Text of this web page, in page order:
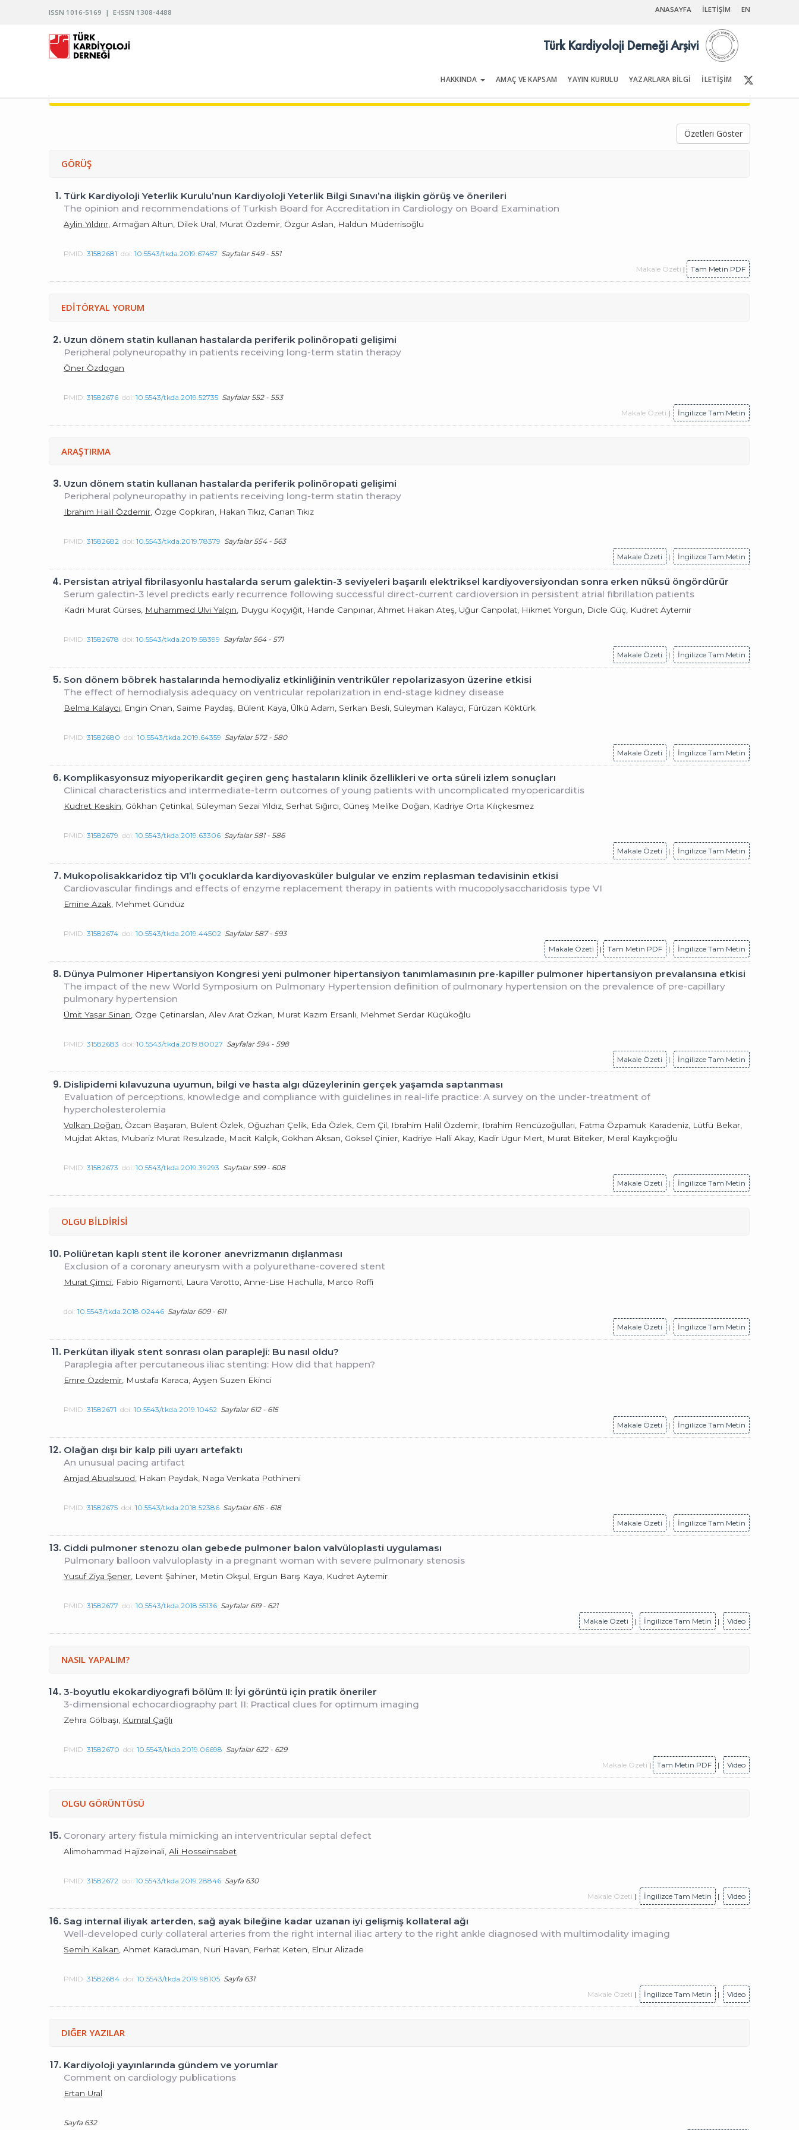
ISSN 1016-5169 | E-ISSN 1308-4488 ANASAYFA İLETİŞİM EN
HAKKINDA AMAÇ VE KAPSAM YAYIN KURULU YAZARLARA BİLGİ İLETİŞİM
Türk Kardiyoloji Derneği Arşivi
Özetleri Göster
GÖRÜŞ
1. Türk Kardiyoloji Yeterlik Kurulu’nun Kardiyoloji Yeterlik Bilgi Sınavı’na ilişkin görüş ve önerileri
The opinion and recommendations of Turkish Board for Accreditation in Cardiology on Board Examination
Aylin Yıldırır , Armağan Altun, Dilek Ural, Murat Özdemir, Özgür Aslan, Haldun Müderrisoğlu
PMID:31582681 doi:10.5543/tkda.2019.67457 Sayfalar 549 - 551
Makale Özeti | Tam Metin PDF
EDİTÖRYAL YORUM
2. Uzun dönem statin kullanan hastalarda periferik polinöropati gelişimi
Peripheral polyneuropathy in patients receiving long-term statin therapy
Öner Özdogan
PMID:31582676 doi:10.5543/tkda.2019.52735 Sayfalar 552 - 553
Makale Özeti | İngilizce Tam Metin
ARAŞTIRMA
3. Uzun dönem statin kullanan hastalarda periferik polinöropati gelişimi
Peripheral polyneuropathy in patients receiving long-term statin therapy
Ibrahim Halil Özdemir , Özge Copkiran, Hakan Tıkız, Canan Tıkız
PMID:31582682 doi:10.5543/tkda.2019.78379 Sayfalar 554 - 563
Makale Özeti
| İngilizce Tam Metin
4. Persistan atriyal fibrilasyonlu hastalarda serum galektin-3 seviyeleri başarılı elektriksel kardiyoversiyondan sonra erken nüksü öngördürür
Serum galectin-3 level predicts early recurrence following successful direct-current cardioversion in persistent atrial fibrillation patients
Kadri Murat Gürses, Muhammed Ulvi Yalçın , Duygu Koçyiğit, Hande Canpınar, Ahmet Hakan Ateş, Uğur Canpolat, Hikmet Yorgun, Dicle Güç, Kudret Aytemir
PMID:31582678 doi:10.5543/tkda.2019.58399 Sayfalar 564 - 571
Makale Özeti
| İngilizce Tam Metin
5. Son dönem böbrek hastalarında hemodiyaliz etkinliğinin ventriküler repolarizasyon üzerine etkisi
The effect of hemodialysis adequacy on ventricular repolarization in end-stage kidney disease
Belma Kalaycı , Engin Onan, Saime Paydaş, Bülent Kaya, Ülkü Adam, Serkan Besli, Süleyman Kalaycı, Fürüzan Köktürk
PMID:31582680 doi:10.5543/tkda.2019.64359 Sayfalar 572 - 580
Makale Özeti
| İngilizce Tam Metin
6. Komplikasyonsuz miyoperikardit geçiren genç hastaların klinik özellikleri ve orta süreli izlem sonuçları
Clinical characteristics and intermediate-term outcomes of young patients with uncomplicated myopericarditis
Kudret Keskin , Gökhan Çetinkal, Süleyman Sezai Yıldız, Serhat Sığırcı, Güneş Melike Doğan, Kadriye Orta Kılıçkesmez
PMID:31582679 doi:10.5543/tkda.2019.63306 Sayfalar 581 - 586
Makale Özeti
| İngilizce Tam Metin
7. Mukopolisakkaridoz tip VI’lı çocuklarda kardiyovasküler bulgular ve enzim replasman tedavisinin etkisi
Cardiovascular findings and effects of enzyme replacement therapy in patients with mucopolysaccharidosis type VI
Emine Azak , Mehmet Gündüz
PMID:31582674 doi:10.5543/tkda.2019.44502 Sayfalar 587 - 593
Makale Özeti
| Tam Metin PDF | İngilizce Tam Metin
8. Dünya Pulmoner Hipertansiyon Kongresi yeni pulmoner hipertansiyon tanımlamasının pre-kapiller pulmoner hipertansiyon prevalansına etkisi
The impact of the new World Symposium on Pulmonary Hypertension definition of pulmonary hypertension on the prevalence of pre-capillary
pulmonary hypertension
Ümit Yaşar Sinan , Özge Çetinarslan, Alev Arat Özkan, Murat Kazım Ersanlı, Mehmet Serdar Küçükoğlu
PMID:31582683 doi:10.5543/tkda.2019.80027 Sayfalar 594 - 598
Makale Özeti
| İngilizce Tam Metin
9. Dislipidemi kılavuzuna uyumun, bilgi ve hasta algı düzeylerinin gerçek yaşamda saptanması
Evaluation of perceptions, knowledge and compliance with guidelines in real-life practice: A survey on the under-treatment of
hypercholesterolemia
Volkan Doğan , Özcan Başaran, Bülent Özlek, Oğuzhan Çelik, Eda Özlek, Cem Çil, Ibrahim Halil Özdemir, Ibrahim Rencüzoğulları, Fatma Özpamuk Karadeniz, Lütfü Bekar,
Mujdat Aktas, Mubariz Murat Resulzade, Macit Kalçık, Gökhan Aksan, Göksel Çinier, Kadriye Halli Akay, Kadir Ugur Mert, Murat Biteker, Meral Kayıkçıoğlu
PMID:31582673 doi:10.5543/tkda.2019.39293 Sayfalar 599 - 608
Makale Özeti
| İngilizce Tam Metin
OLGU BİLDİRİSİ
10. Poliüretan kaplı stent ile koroner anevrizmanın dışlanması
Exclusion of a coronary aneurysm with a polyurethane-covered stent
Murat Çimci , Fabio Rigamonti, Laura Varotto, Anne-Lise Hachulla, Marco Roffi
doi:10.5543/tkda.2018.02446 Sayfalar 609 - 611
Makale Özeti
| İngilizce Tam Metin
11. Perkütan iliyak stent sonrası olan parapleji: Bu nasıl oldu?
Paraplegia after percutaneous iliac stenting: How did that happen?
Emre Ozdemir , Mustafa Karaca, Ayşen Suzen Ekinci
PMID:31582671 doi:10.5543/tkda.2019.10452 Sayfalar 612 - 615
Makale Özeti
| İngilizce Tam Metin
12. Olağan dışı bir kalp pili uyarı artefaktı
An unusual pacing artifact
Amjad Abualsuod , Hakan Paydak, Naga Venkata Pothineni
PMID:31582675 doi:10.5543/tkda.2018.52386 Sayfalar 616 - 618
Makale Özeti
| İngilizce Tam Metin
13. Ciddi pulmoner stenozu olan gebede pulmoner balon valvüloplasti uygulaması
Pulmonary balloon valvuloplasty in a pregnant woman with severe pulmonary stenosis
Yusuf Ziya Şener , Levent Şahiner, Metin Okşul, Ergün Barış Kaya, Kudret Aytemir
PMID:31582677 doi:10.5543/tkda.2018.55136 Sayfalar 619 - 621
Makale Özeti
| İngilizce Tam Metin | Video
NASIL YAPALIM?
14.3-boyutlu ekokardiyografi bölüm II: İyi görüntü için pratik öneriler
3-dimensional echocardiography part II: Practical clues for optimum imaging
Zehra Gölbaşı, Kumral Çağlı
PMID:31582670 doi:10.5543/tkda.2019.06698 Sayfalar 622 - 629
Makale Özeti | Tam Metin PDF | Video
OLGU GÖRÜNTÜSÜ
15. Coronary artery fistula mimicking an interventricular septal defect
Alimohammad Hajizeinali,Ali Hosseinsabet
PMID:31582672 doi:10.5543/tkda.2019.28846 Sayfa 630
Makale Özeti | İngilizce Tam Metin | Video
16. Sag internal iliyak arterden, sağ ayak bileğine kadar uzanan iyi gelişmiş kollateral ağı
Well-developed curly collateral arteries from the right internal iliac artery to the right ankle diagnosed with multimodality imaging
Semih Kalkan , Ahmet Karaduman, Nuri Havan, Ferhat Keten, Elnur Alizade
PMID:31582684 doi:10.5543/tkda.2019.98105 Sayfa 631
Makale Özeti | İngilizce Tam Metin | Video
DIĞER YAZILAR
17. Kardiyoloji yayınlarında gündem ve yorumlar
Comment on cardiology publications
Ertan Ural
Sayfa 632